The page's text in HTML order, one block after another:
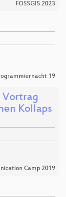
FOSSGIS 2023
19
Vortrag
Kollaps
Camp 2019